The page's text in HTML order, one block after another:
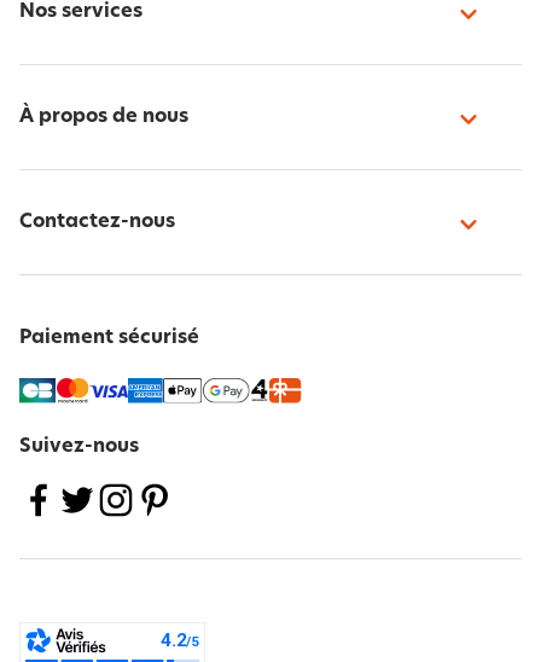
Nos services
À propos de nous
Contactez-nous
Paiement sécurisé
Suivez-nous